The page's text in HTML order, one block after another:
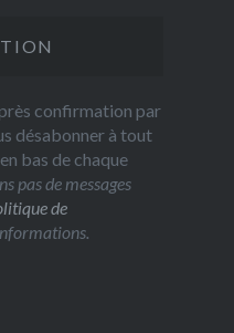
confirmation par
désabonner à tout
bas de chaque
pas de messages
de